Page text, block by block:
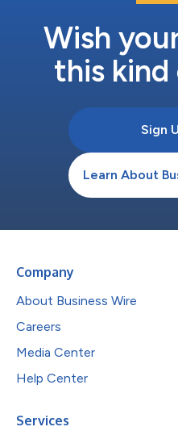
Wish
this kind
Sign
Learn About
Company
About Business Wire
Careers
Media Center
Help Center
Services